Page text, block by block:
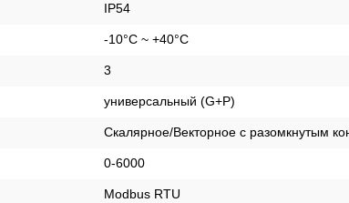
IP54
-10°C ~ +40°C
3
универсальный (G+P)
Скалярное/Векторное с разомкнутым
0-6000
Modbus RTU